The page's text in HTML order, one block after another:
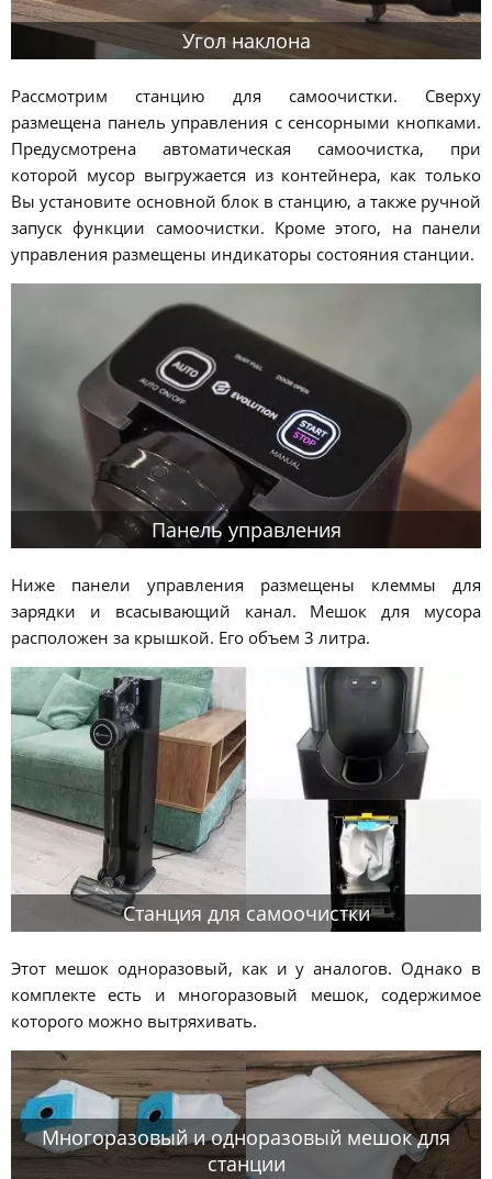
Угол наклона
Рассмотрим станцию для самоочистки. Сверху
размещена панель управления с сенсорными кнопками.
Предусмотрена автоматическая самоочистка, при
которой мусор выгружается из контейнера, как только
Вы установите основной блок в станцию, а также ручной
запуск функции самоочистки. Кроме этого, на панели
управления размещены индикаторы состояния станции.
Панель управления
Ниже панели управления размещены клеммы для
зарядки и всасывающий канал. Мешок для мусора
расположен за крышкой. Его объем 3 литра.
Станция для самоочистки
Этот мешок одноразовый, как и у аналогов. Однако в
комплекте есть и многоразовый мешок, содержимое
которого можно вытряхивать.
Многоразовый и одноразовый мешок для
станции